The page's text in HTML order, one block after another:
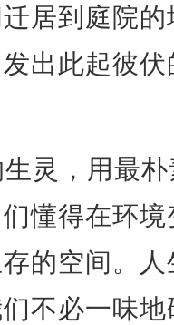
居到庭院
出此起彼
灵，用最
懂得在环
的空间。
不必一味